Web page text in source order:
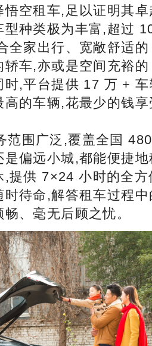
悟空租车,足以证明其
型种类极为丰富,超过
全家出行、宽敞舒适
轿车,亦或是空间充裕
时,平台提供 17 万 +
高的车辆,花最少的钱
范围广泛,覆盖全国
是偏远小城,都能便捷
,提供 7×24 小时的全
时待命,解答租车过程
、毫无后顾之忧。